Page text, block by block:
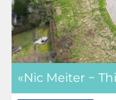
Hall Sportif Nicolas
Stade François
Skatepark de Mamer:
Terrain de basketball:
«Nic Meiter −